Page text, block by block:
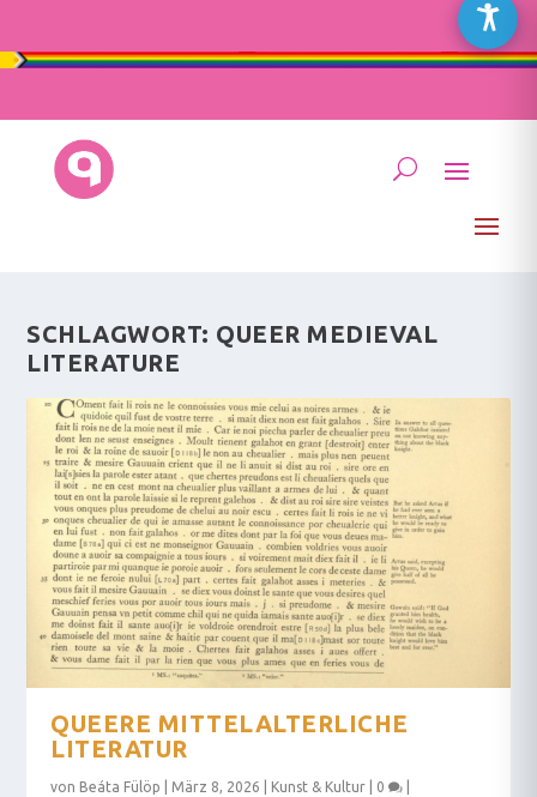
SCHLAGWORT: QUEER MEDIEVAL
LITERATURE
QUEERE MITTELALTERLICHE
LITERATUR
von Beáta Fülöp März 8, 2026 Kunst & Kultur 0